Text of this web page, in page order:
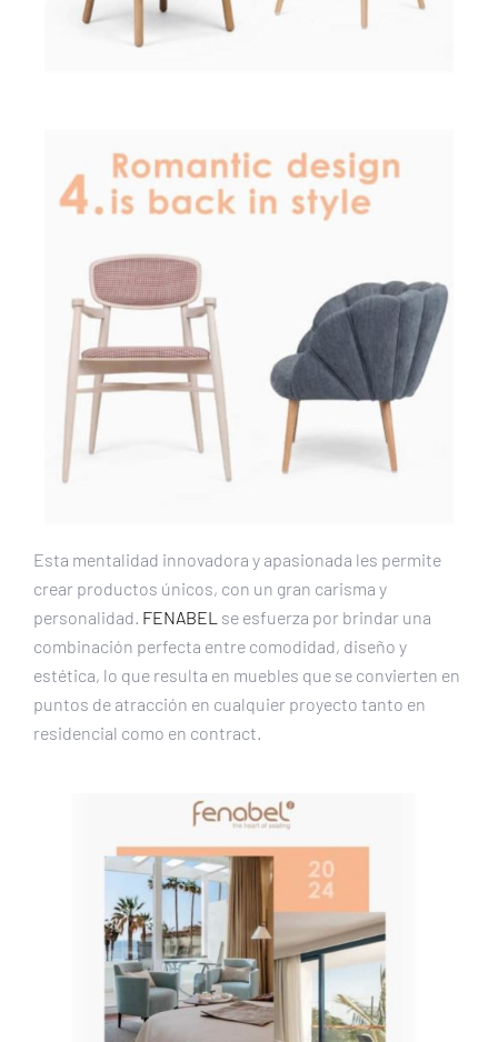
Esta mentalidad innovadora y apasionada les permite
crear productos únicos, con un gran carisma y
personalidad. FENABEL se esfuerza por brindar una
combinación perfecta entre comodidad, diseño y
estética, lo que resulta en muebles que se convierten en
puntos de atracción en cualquier proyecto tanto en
residencial como en contract.